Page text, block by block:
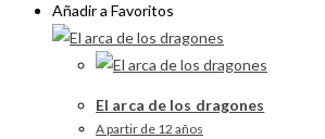
Añadir a Favoritos
El arca de los dragones
A partir de 12 años